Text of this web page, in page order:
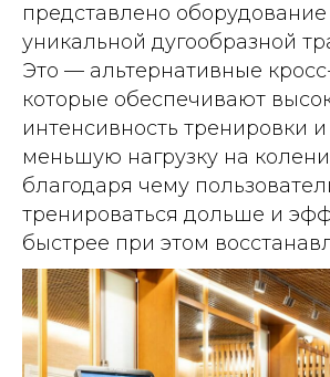
представлено оборудование
уникальной дугообразной
Это — альтернативные
которые обеспечивают
интенсивность тренировки
меньшую нагрузку на
благодаря чему
тренироваться дольше и
быстрее при этом